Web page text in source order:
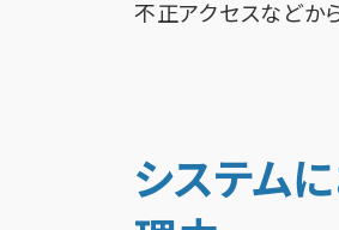
不正アクセスなどか
システム